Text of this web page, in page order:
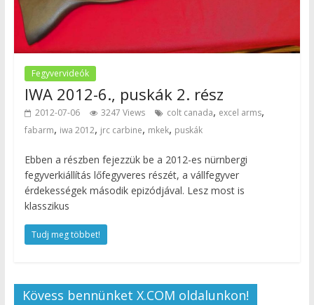
Fegyvervideók
IWA 2012-6., puskák 2. rész
2012-07-06 3247 Views colt canada, excel arms,
fabarm, iwa 2012, jrc carbine, mkek, puskák
Ebben a részben fejezzük be a 2012-es nürnbergi
fegyverkiállítás lőfegyveres részét, a vállfegyver
érdekességek második epizódjával. Lesz most is
klasszikus
Tudj meg többet!
Kövess bennünket X.COM oldalunkon!